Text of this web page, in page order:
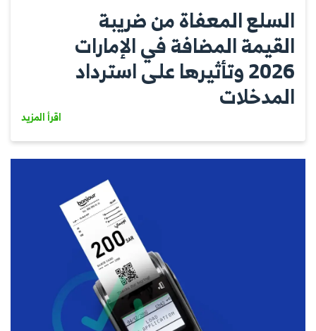
السلع المعفاة من ضريبة
القيمة المضافة في الإمارات
2026 وتأثيرها على استرداد
المدخلات
اقرأ المزيد